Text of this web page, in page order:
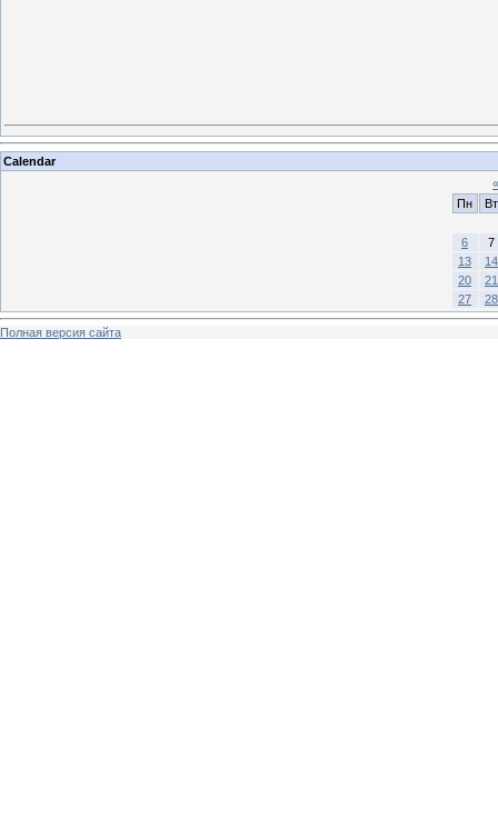
Calendar
«
Пн
Вт
6
7
13
14
20
21
27
28
Полная версия сайта